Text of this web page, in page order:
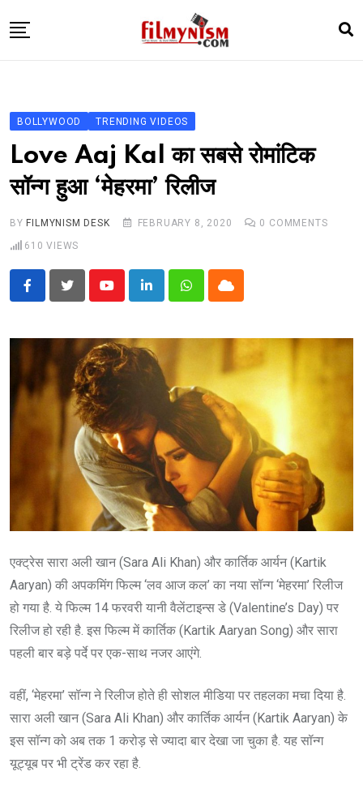
to
TELEVISION
BHOJPURI
NEWS ABTAK
STARRY SIDES
BOLLYWOOD TRENDING VIDEOS
Love Aaj Kal का सबसे रोमांटिक
सॉन्ग हुआ ‘मेहरमा’ रिलीज
BY FILMYNISM DESK FEBRUARY 8, 2020 0 COMMENTS
610 VIEWS
YoutubeLinkedInWhatsappCloud
एक्ट्रेस सारा अली खान (Sara Ali Khan) और कार्तिक आर्यन (Kartik
Aaryan) की अपकमिंग फिल्म ‘लव आज कल’ का नया सॉन्ग ‘मेहरमा’ रिलीज
हो गया है. ये फिल्म 14 फरवरी यानी वैलेंटाइन्स डे (Valentine’s Day) पर
रिलीज हो रही है. इस फिल्म में कार्तिक (Kartik Aaryan Song) और सारा
पहली बार बड़े पर्दे पर एक-साथ नजर आएंगे.
वहीं, ‘मेहरमा’ सॉन्ग ने रिलीज होते ही सोशल मीडिया पर तहलका मचा दिया है.
सारा अली खान (Sara Ali Khan) और कार्तिक आर्यन (Kartik Aaryan) के
इस सॉन्ग को अब तक 1 करोड़ से ज्यादा बार देखा जा चुका है. यह सॉन्ग
यूट्यूब पर भी ट्रेंड कर रहा है.